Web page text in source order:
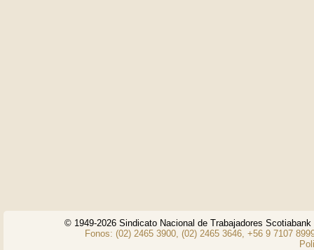
© 1949-2026 Sindicato Nacional de Trabajadores
Fonos: (02) 2465 3900, (02) 2465 3646, +56 9 7107